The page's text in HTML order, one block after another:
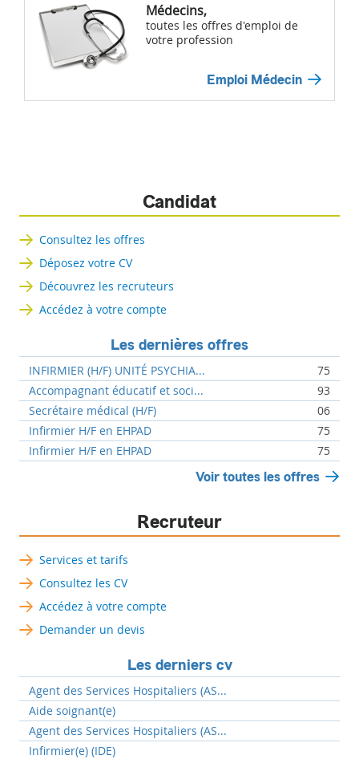
Médecins,
toutes les offres d'emploi de
votre profession
Emploi Médecin
Candidat
Consultez les offres
Déposez votre CV
Découvrez les recruteurs
Accédez à votre compte
Les dernières offres
INFIRMIER (H/F) UNITÉ PSYCHIA...
75
Accompagnant éducatif et soci...
93
Secrétaire médical (H/F)
06
Infirmier H/F en EHPAD
75
Infirmier H/F en EHPAD
75
Voir toutes les offres
Recruteur
Services et tarifs
Consultez les CV
Accédez à votre compte
Demander un devis
Les derniers cv
Agent des Services Hospitaliers (AS...
Aide soignant(e)
Agent des Services Hospitaliers (AS...
Infirmier(e) (IDE)